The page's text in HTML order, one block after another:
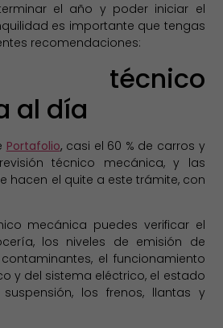
el año y poder iniciar el
es importante que tengas
recomendaciones:
técnico
al día
Portafolio, casi el 60 % de carros y
técnico mecánica, y las
hacen el quite a este trámite, con
mecánica puedes verificar el
los niveles de emisión de
el funcionamiento
y del sistema eléctrico, el estado
los frenos, llantas y